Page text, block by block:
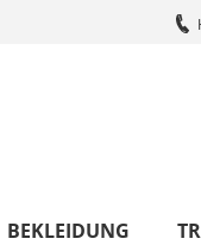
BEKLEIDUNG